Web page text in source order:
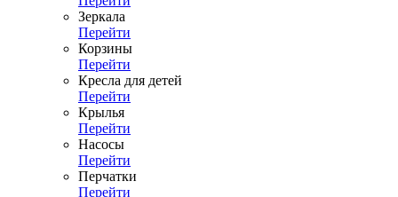
Зеркала
Перейти
Корзины
Перейти
Кресла для детей
Перейти
Крылья
Перейти
Насосы
Перейти
Перчатки
Перейти